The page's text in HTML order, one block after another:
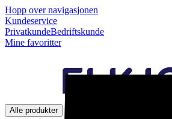
Hopp over navigasjonen
Kundeservice
PrivatkundeBedriftskunde
Mine favoritter
Alle produkter